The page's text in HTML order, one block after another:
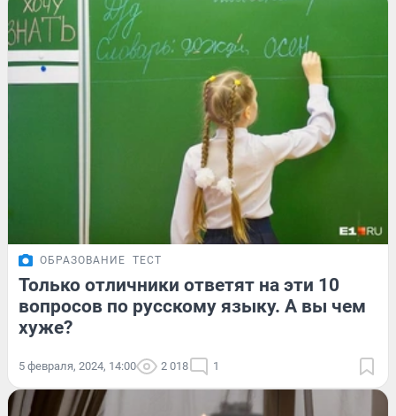
ОБРАЗОВАНИЕ ТЕСТ
Только отличники ответят на эти 10
вопросов по русскому языку. А вы чем
хуже?
5 февраля, 2024, 14:00 2 018 1